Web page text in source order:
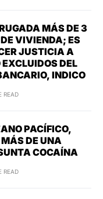
MÁS DE 3
VIVIENDA; ES
JUSTICIA A
DEL
INDICO
READ
PACÍFICO,
DE UNA
COCAÍNA
READ